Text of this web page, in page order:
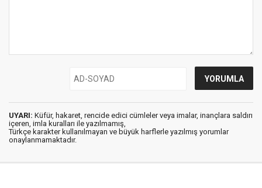
UYARI: Küfür, hakaret, rencide edici cümleler veya imalar, inançlara saldırı
içeren, imla kuralları ile yazılmamış,
Türkçe karakter kullanılmayan ve büyük harflerle yazılmış yorumlar
onaylanmamaktadır.